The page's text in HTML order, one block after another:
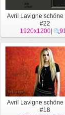
Avril Lavigne schöne
#22
1920x1200
Avril Lavigne schöne
#18